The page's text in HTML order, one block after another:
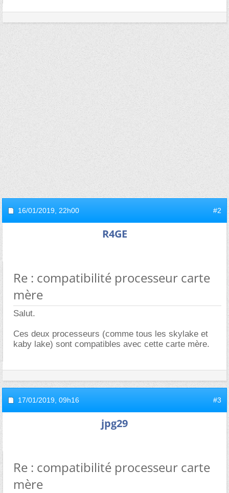
16/01/2019, 22h00 #2
R4GE
Re : compatibilité processeur carte
mère
Salut.
Ces deux processeurs (comme tous les skylake et
kaby lake) sont compatibles avec cette carte mère.
17/01/2019, 09h16 #3
jpg29
Re : compatibilité processeur carte
mère